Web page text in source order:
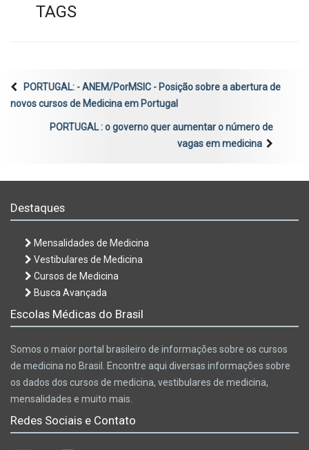
TAGS
PORTUGAL: - ANEM/PorMSIC - Posição sobre a abertura de
novos cursos de Medicina em Portugal
PORTUGAL : o governo quer aumentar o número de
vagas em medicina
Destaques
Mensalidades de Medicina
Vestibulares de Medicina
Cursos de Medicina
Busca Avançada
Escolas Médicas do Brasil
Somos o maior portal brasileiro de informações sobre os cursos
de medicina no Brasil. Encontre aqui diversas informações sobre
os dados dos cursos de medicina, vestibulares de medicina,
mensalidades e muito mais.
Redes Sociais e Contato